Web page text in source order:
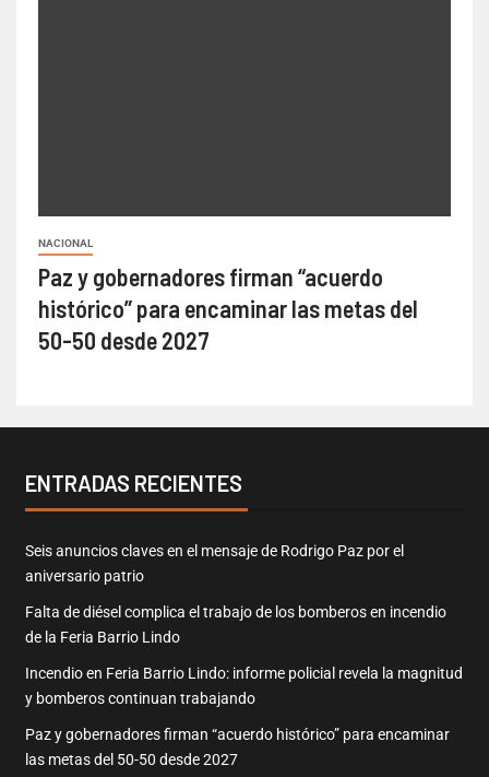
NACIONAL
Paz y gobernadores firman “acuerdo
histórico” para encaminar las metas del
50-50 desde 2027
ENTRADAS RECIENTES
Seis anuncios claves en el mensaje de Rodrigo Paz por el
aniversario patrio
Falta de diésel complica el trabajo de los bomberos en incendio
de la Feria Barrio Lindo
Incendio en Feria Barrio Lindo: informe policial revela la magnitud
y bomberos continuan trabajando
Paz y gobernadores firman “acuerdo histórico” para encaminar
las metas del 50-50 desde 2027